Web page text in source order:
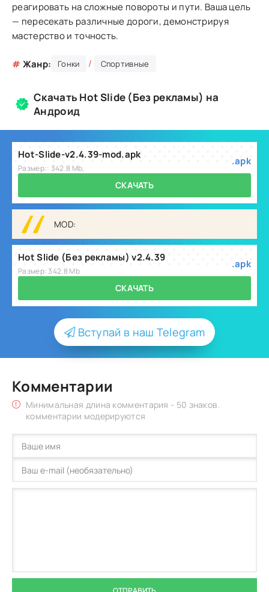
реагировать на сложные повороты и пути. Ваша цель
— пересекать различные дороги, демонстрируя
мастерство и точность.
# Жанр: Гонки / Спортивные
Скачать Hot Slide (Без рекламы) на
Андроид
Hot-Slide-v2.4.39-mod.apk
Размер:: 342.8 Mb,
.apk
СКАЧАТЬ
MOD:
Hot Slide (Без рекламы) v2.4.39
Размер: 342.8 Mb
.apk
СКАЧАТЬ
Вступай в наш Telegram
Комментарии
Минимальная длина комментария - 50 знаков.
комментарии модерируются